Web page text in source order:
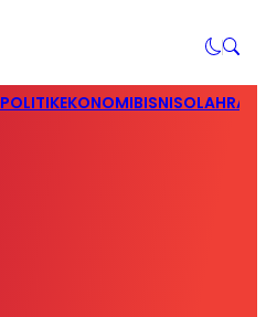
POLITIKEKONOMIBISNIS